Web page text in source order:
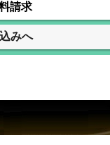
請求
みへ